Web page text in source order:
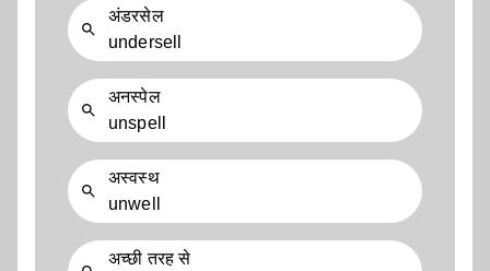
अंडरसेल
undersell
अनस्पेल
unspell
अस्वस्थ
unwell
अच्छी तरह से